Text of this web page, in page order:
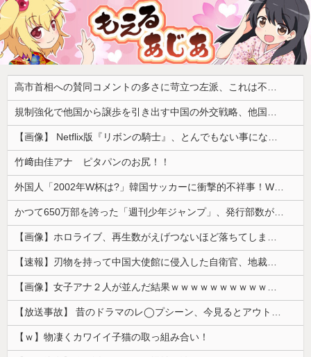
高市首相への賛同コメントの多さに苛立つ左派、これは不正工作に違いない！と確信してしまった結果……
規制強化で他国から譲歩を引き出す中国の外交戦略、他国がサプライチェーン変更で対抗した結果……
【画像】 Netflix版『リボンの騎士』、とんでもない事になるｗｗｗｗｗ
竹﨑由佳アナ ピタパンのお尻！！
外国人「2002年W杯は?」韓国サッカーに衝撃的不祥事！W杯予選でレフリーへの性的接待発覚！海外騒然！【海外の反応】
かつて650万部を誇った「週刊少年ジャンプ」、発行部数が初の100万部割れ
【画像】ホロライブ、再生数がえげつないほど落ちてしまう……にじさんじは上がってるのに何故？
【速報】刃物を持って中国大使館に侵入した自衛官、地裁でついに動機明かす
【画像】女子アナ２人が並んだ結果ｗｗｗｗｗｗｗｗｗｗｗｗｗｗｗｗｗｗｗｗｗｗｗｗｗｗｗｗｗｗ 【Pickup06072014】
【放送事故】 昔のドラマのレ◯プシーン、今見るとアウトすぎる・・・
【ｗ】物凄くカワイイ子猫の取っ組み合い！